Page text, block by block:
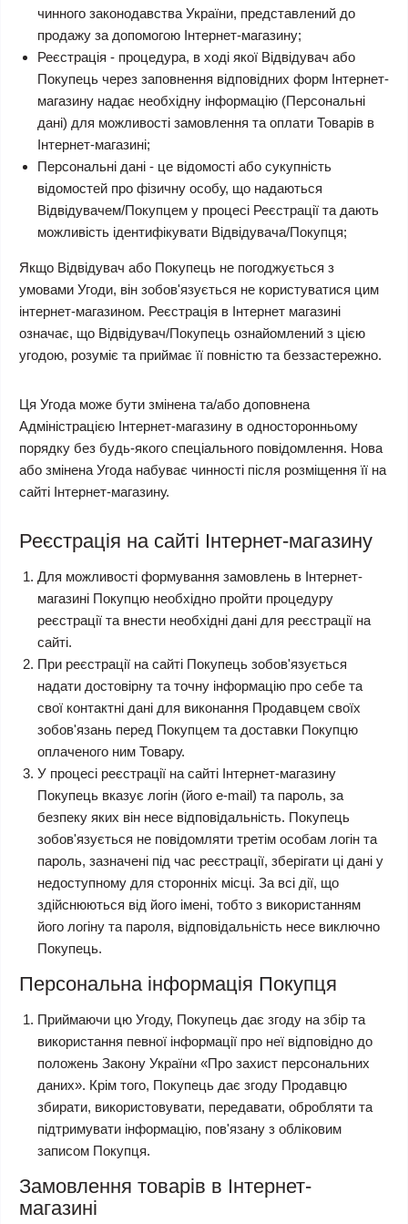
чинного законодавства України, представлений до
продажу за допомогою Інтернет-магазину;
Реєстрація - процедура, в ході якої Відвідувач або
Покупець через заповнення відповідних форм Інтернет-
магазину надає необхідну інформацію (Персональні
дані) для можливості замовлення та оплати Товарів в
Інтернет-магазині;
Персональні дані - це відомості або сукупність
відомостей про фізичну особу, що надаються
Відвідувачем/Покупцем у процесі Реєстрації та дають
можливість ідентифікувати Відвідувача/Покупця;
Якщо Відвідувач або Покупець не погоджується з
умовами Угоди, він зобов'язується не користуватися цим
інтернет-магазином. Реєстрація в Інтернет магазині
означає, що Відвідувач/Покупець ознайомлений з цією
угодою, розуміє та приймає її повністю та беззастережно.
Ця Угода може бути змінена та/або доповнена
Адміністрацією Інтернет-магазину в односторонньому
порядку без будь-якого спеціального повідомлення. Нова
або змінена Угода набуває чинності після розміщення її на
сайті Інтернет-магазину.
Реєстрація на сайті Інтернет-магазину
Для можливості формування замовлень в Інтернет-
магазині Покупцю необхідно пройти процедуру
реєстрації та внести необхідні дані для реєстрації на
сайті.
При реєстрації на сайті Покупець зобов'язується
надати достовірну та точну інформацію про себе та
свої контактні дані для виконання Продавцем своїх
зобов'язань перед Покупцем та доставки Покупцю
оплаченого ним Товару.
У процесі реєстрації на сайті Інтернет-магазину
Покупець вказує логін (його e-mail) та пароль, за
безпеку яких він несе відповідальність. Покупець
зобов'язується не повідомляти третім особам логін та
пароль, зазначені під час реєстрації, зберігати ці дані у
недоступному для сторонніх місці. За всі дії, що
здійснюються від його імені, тобто з використанням
його логіну та пароля, відповідальність несе виключно
Покупець.
Персональна інформація Покупця
Приймаючи цю Угоду, Покупець дає згоду на збір та
використання певної інформації про неї відповідно до
положень Закону України «Про захист персональних
даних». Крім того, Покупець дає згоду Продавцю
збирати, використовувати, передавати, обробляти та
підтримувати інформацію, пов'язану з обліковим
записом Покупця.
Замовлення товарів в Інтернет-
магазині